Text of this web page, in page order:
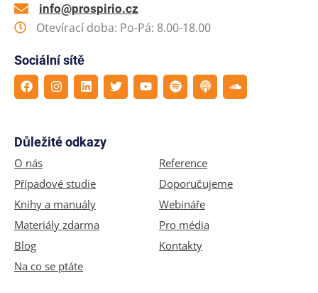
info@prospirio.cz
Otevírací doba: Po-Pá: 8.00-18.00
Sociální sítě
Důležité odkazy
O nás
Případové studie
Knihy a manuály
Materiály zdarma
Blog
Na co se ptáte
Reference
Doporučujeme
Webináře
Pro média
Kontakty